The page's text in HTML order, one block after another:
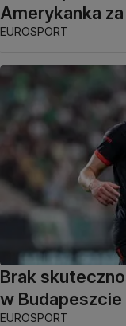
Amerykanka
EUROSPORT
Brak
w Budapeszcie
EUROSPORT